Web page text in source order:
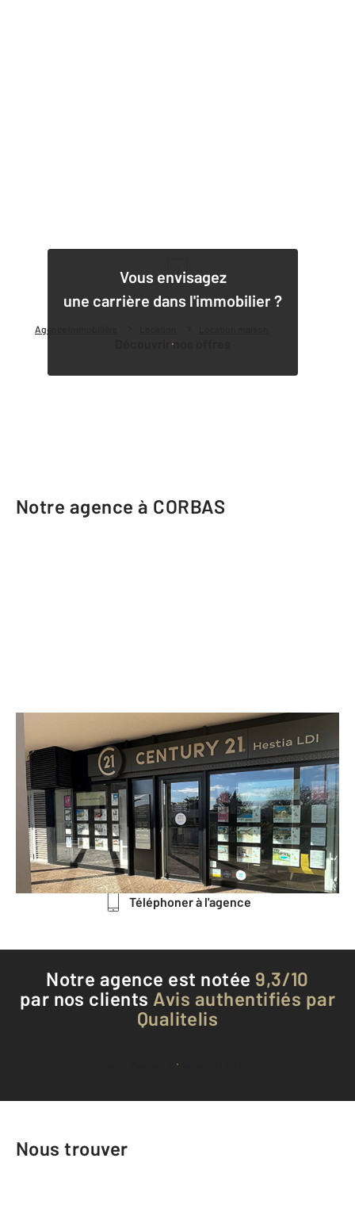
Agence immobilière
Vous envisagez
une carrière dans l'immobilier ?
Découvrir nos offres
Notre agence à CORBAS
CENTURY 21 Hestia LDI
44 avenue Salvador Allende Le
Costel
CORBAS - 69960
Envoyer un message
Téléphoner à l'agence
Notre agence est notée 9,3/10
par nos clients Avis authentifiés par
Qualitelis
Voir tous les avis clients
Nous trouver